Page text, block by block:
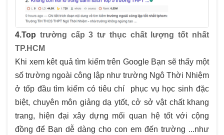
4.Top trường cấp 3 tư thục chất lượng tốt nhất
TP.HCM
Khi xem kêt quả tìm kiếm trên Google Bạn sẽ thấy một
số trường ngoài công lập như trường Ngô Thời Nhiệm
ở tốp đầu tìm kiếm có tiêu chí phục vụ học sinh đặc
biệt, chuyên môn giảng dạ ytốt, cở sở vật chất khang
trang, hiện đại xây dựng mối quan hệ tốt với cộng
đồng để Bạn dễ dàng cho con em đến trường ...như